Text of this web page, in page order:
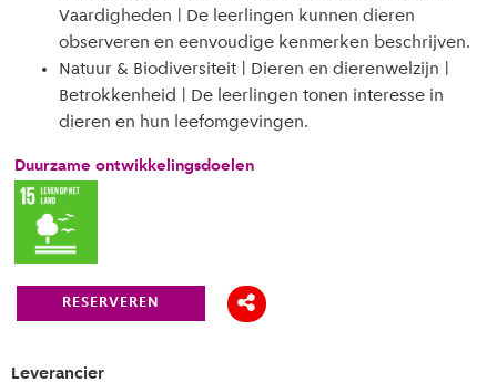
Vaardigheden | De leerlingen kunnen dieren
observeren en eenvoudige kenmerken beschrijven.
Natuur & Biodiversiteit | Dieren en dierenwelzijn |
Betrokkenheid | De leerlingen tonen interesse in
dieren en hun leefomgevingen.
Duurzame ontwikkelingsdoelen
RESERVEREN
Leverancier